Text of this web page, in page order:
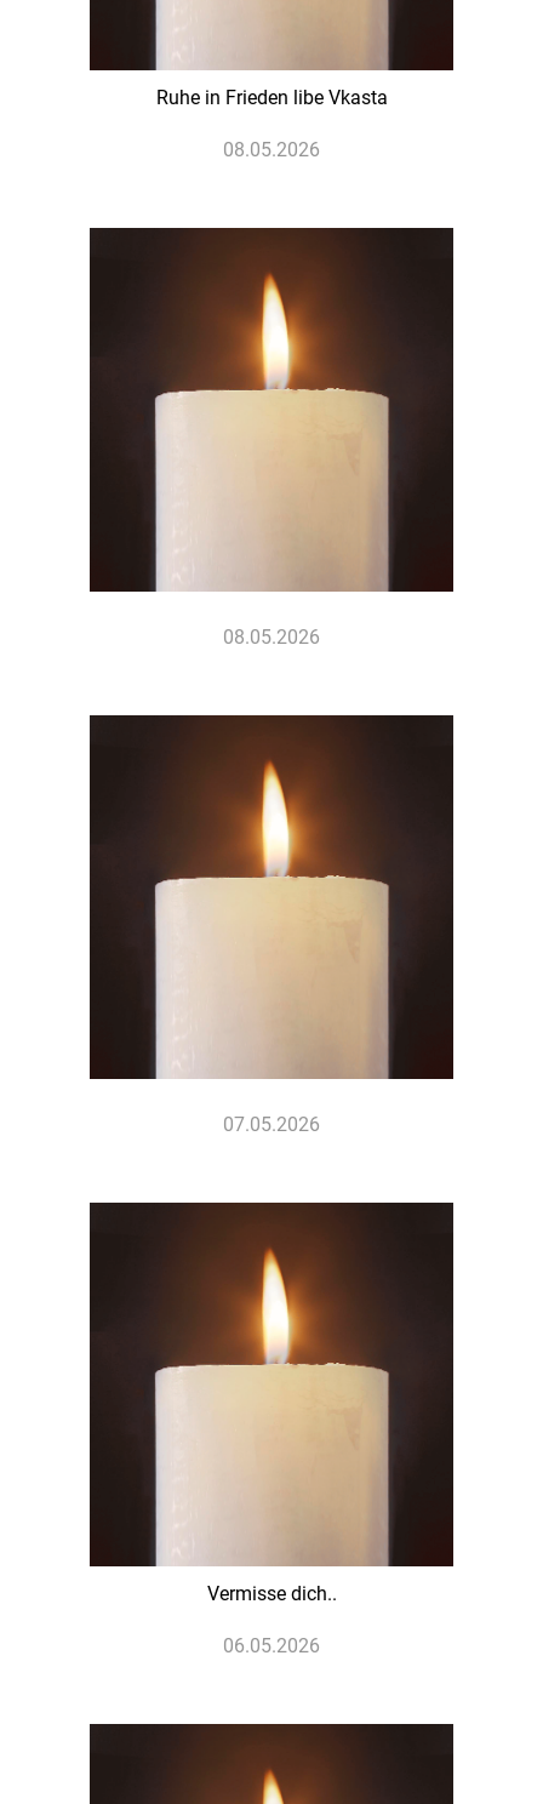
Ruhe in Frieden libe Vkasta
08.05.2026
08.05.2026
07.05.2026
Vermisse dich..
06.05.2026